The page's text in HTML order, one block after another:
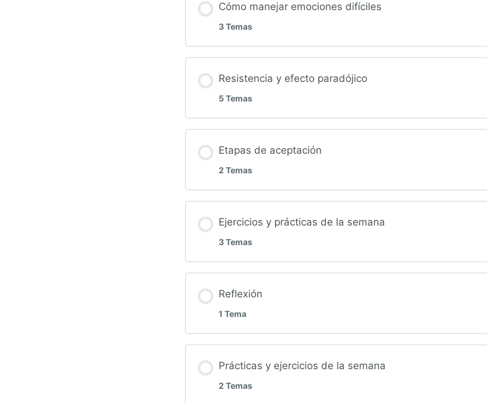
Cómo manejar emociones difíciles
3 Temas
Resistencia y efecto paradójico
5 Temas
Etapas de aceptación
2 Temas
Ejercicios y prácticas de la semana
3 Temas
Reflexión
1 Tema
Prácticas y ejercicios de la semana
2 Temas